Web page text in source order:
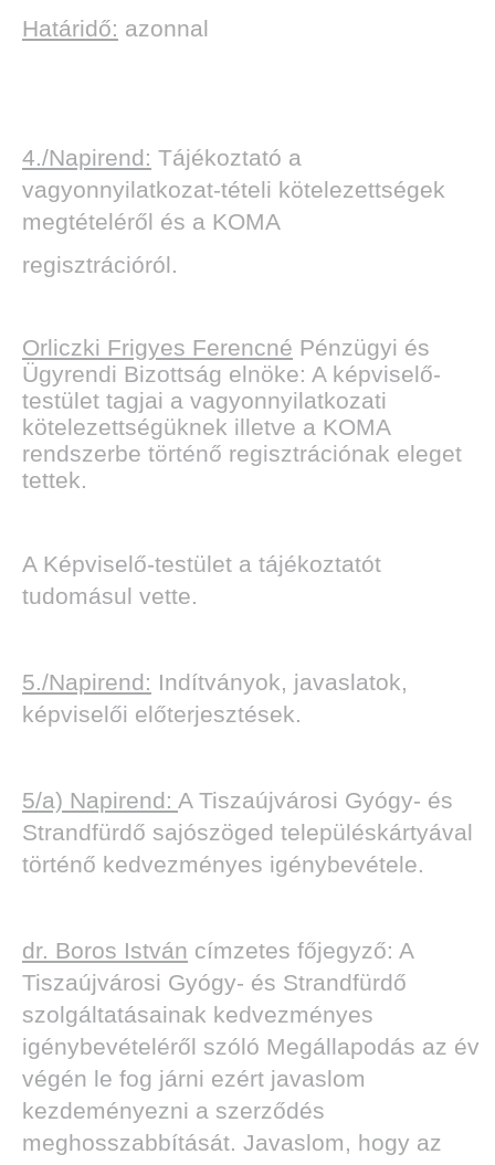
Határidő: azonnal
4./Napirend: Tájékoztató a
vagyonnyilatkozat-tételi kötelezettségek
megtételéről és a KOMA
regisztrációról.
Orliczki Frigyes Ferencné Pénzügyi és
Ügyrendi Bizottság elnöke: A képviselő-
testület tagjai a vagyonnyilatkozati
kötelezettségüknek illetve a KOMA
rendszerbe történő regisztrációnak eleget
tettek.
A Képviselő-testület a tájékoztatót
tudomásul vette.
5./Napirend: Indítványok, javaslatok,
képviselői előterjesztések.
5/a) Napirend: A Tiszaújvárosi Gyógy- és
Strandfürdő sajószöged településkártyával
történő kedvezményes igénybevétele.
dr. Boros István címzetes főjegyző: A
Tiszaújvárosi Gyógy- és Strandfürdő
szolgáltatásainak kedvezményes
igénybevételéről szóló Megállapodás az év
végén le fog járni ezért javaslom
kezdeményezni a szerződés
meghosszabbítását. Javaslom, hogy az